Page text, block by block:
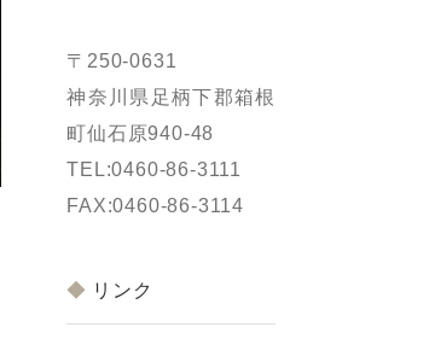
〒250-0631
神奈川県足柄下郡箱根
町仙石原940-48
TEL:0460-86-3111
FAX:0460-86-3114
リンク